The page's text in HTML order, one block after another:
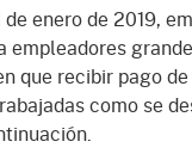
de enero de 2019,
empleadores
que recibir pago
como se